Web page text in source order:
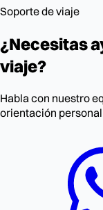
Soporte de viaje
¿Necesitas
viaje?
Habla con nuestro
orientación